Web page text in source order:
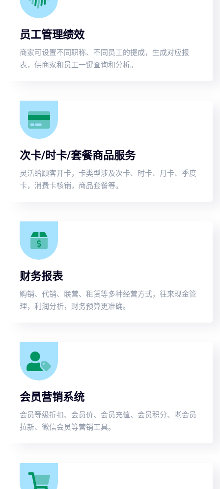
员工管理绩效
商家可设置不同职称、不同员工的提成，生成对应报
表，供商家和员工一键查询和分析。
次卡/时卡/套餐商品服务
灵活给顾客开卡，卡类型涉及次卡、时卡、月卡、季度
卡，消费卡核销，商品套餐等。
财务报表
购销、代销、联营、租赁等多种经营方式，往来现金管
理，利润分析，财务预算更准确。
会员营销系统
会员等级折扣、会员价、会员充值、会员积分、老会员
拉新、微信会员等营销工具。